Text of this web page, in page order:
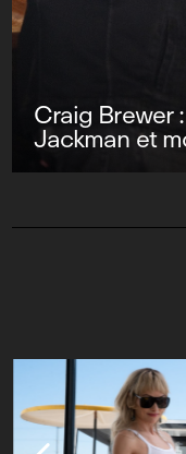
Craig Brewer
Jackman et